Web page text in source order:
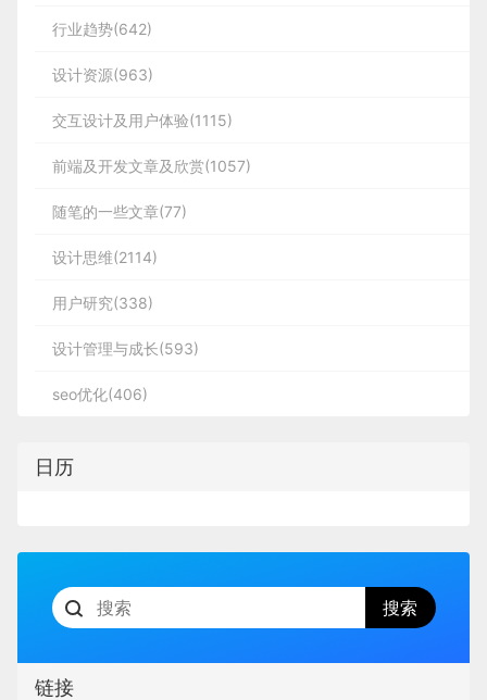
果岭green 球杆club 木杆wood 铁杆iron
障碍hazard 沙坑bunker 标准杆par
低于标准杆一杆/两杆/三杆：
birdie/eagle/albatross
行业趋势(642)
设计资源(963)
交互设计及用户体验(1115)
前端及开发文章及欣赏(1057)
随笔的一些文章(77)
设计思维(2114)
用户研究(338)
设计管理与成长(593)
seo优化(406)
日历
链接